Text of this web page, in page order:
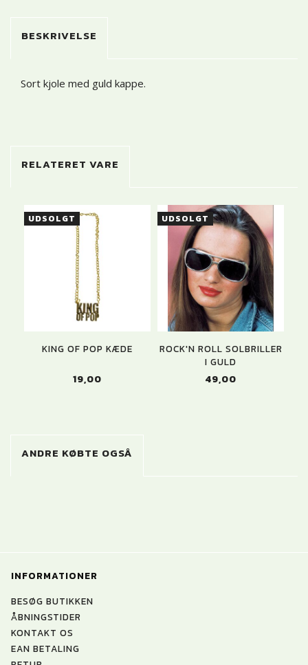
BESKRIVELSE
Sort kjole med guld kappe.
RELATERET VARE
UDSOLGT
KING OF POP KÆDE
19,00
UDSOLGT
ROCK'N ROLL SOLBRILLER
I GULD
49,00
ANDRE KØBTE OGSÅ
INFORMATIONER
BESØG BUTIKKEN
ÅBNINGSTIDER
KONTAKT OS
EAN BETALING